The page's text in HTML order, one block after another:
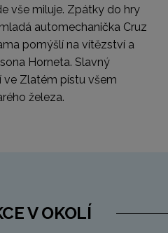
vše miluje. Zpátky do hry
automechanička Cruz
pomýšlí na vítězství a
Horneta. Slavný
ve Zlatém pístu všem
železa.
V OKOLÍ